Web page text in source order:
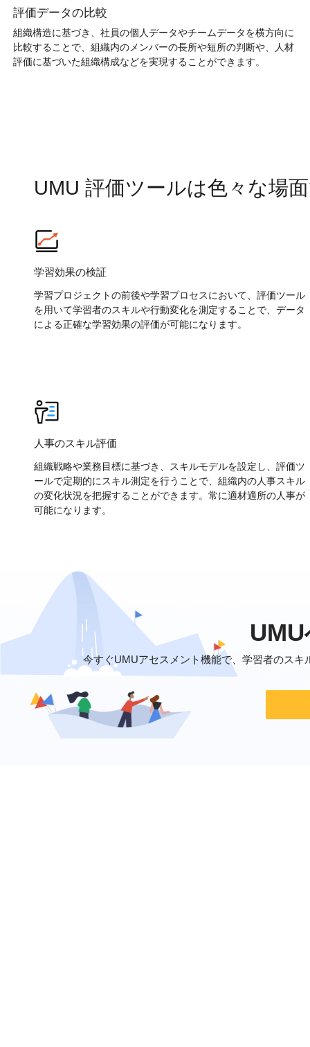
評価データの比較
組織構造に基づき、社員の個人データやチームデータを横方向に
比較することで、組織内のメンバーの長所や短所の判断や、人材
評価に基づいた組織構成などを実現することができます。
UMU 評価ツールは色々な場
学習効果の検証
学習プロジェクトの前後や学習プロセスにおいて、評価ツール
を用いて学習者のスキルや行動変化を測定することで、データ
による正確な学習効果の評価が可能になります。
人事のスキル評価
組織戦略や業務目標に基づき、スキルモデルを設定し、評価ツ
ールで定期的にスキル測定を行うことで、組織内の人事スキル
の変化状況を把握することができます。常に適材適所の人事が
可能になります。
今すぐUMUアセスメント機能で、学習者のス